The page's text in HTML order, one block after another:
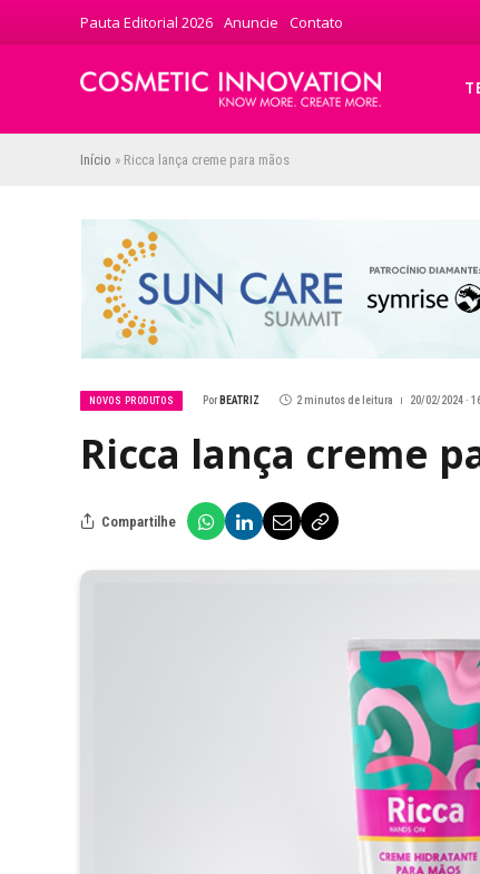
Pauta Editorial 2026 Anuncie Contato
Início » Ricca lança creme para mãos
NOVOS PRODUTOS Por BEATRIZ 2 minutos de leitura 20/02/2024 ·
Ricca lança creme
Compartilhe